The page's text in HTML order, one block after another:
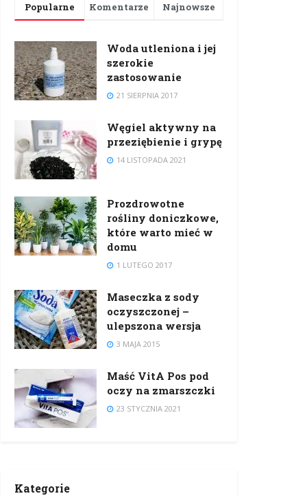
Popularne Komentarze Najnowsze
Woda utleniona i jej
szerokie
zastosowanie
21 SIERPNIA 2017
Węgiel aktywny na
przeziębienie i grypę
14 LISTOPADA 2021
Prozdrowotne
rośliny doniczkowe,
które warto mieć w
domu
1 LUTEGO 2017
Maseczka z sody
oczyszczonej –
ulepszona wersja
3 MAJA 2015
Maść VitA Pos pod
oczy na zmarszczki
23 STYCZNIA 2021
Kategorie